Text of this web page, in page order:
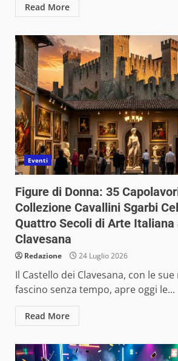
Read More
Eventi
Figure di Donna: 35
Collezione Cavallini Sgarbi
Quattro Secoli di Arte
Clavesana
Redazione 24 Luglio 2026
Il Castello dei Clavesana, con le
fascino senza tempo, apre oggi le...
Read More